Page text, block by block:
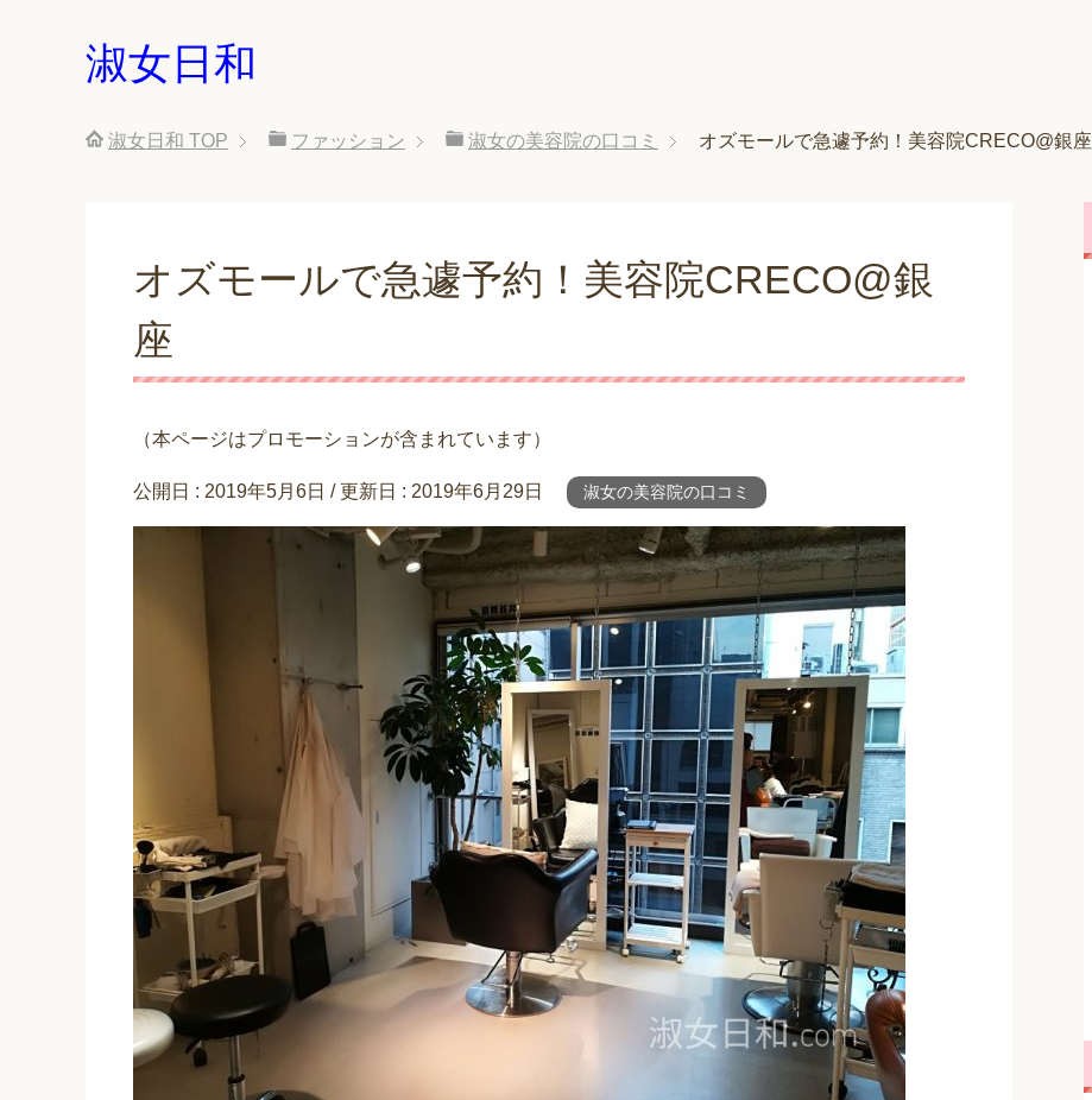
淑女日和
淑女日和 TOP ファッション 淑女の美容院の口コミ オズモールで急遽予約！美容院CRECO@銀座
オズモールで急遽予約！美容院CRECO@銀
座
（本ページはプロモーションが含まれています）
公開日 : 2019年5月6日 / 更新日 : 2019年6月29日 淑女の美容院の口コミ